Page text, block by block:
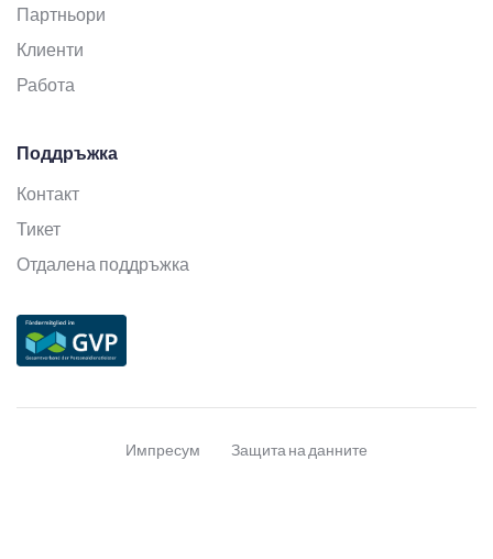
Партньори
Клиенти
Работа
Поддръжка
Контакт
Тикет
Отдалена поддръжка
Импресум Защита на данните